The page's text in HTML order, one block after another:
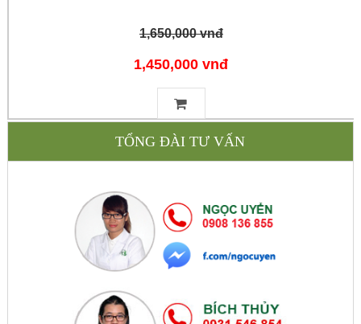
1,650,000 vnđ
1,450,000 vnđ
TỔNG ĐÀI TƯ VẤN